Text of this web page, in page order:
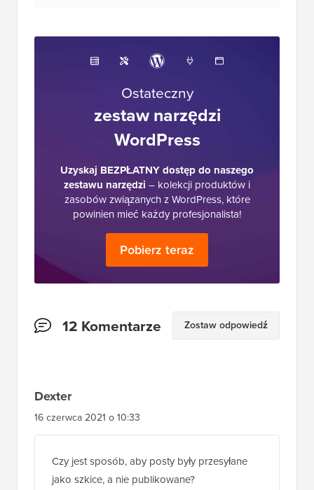
Ostateczny
zestaw narzędzi
WordPress
Uzyskaj BEZPŁATNY dostęp do naszego
zestawu narzędzi – kolekcji produktów i
zasobów związanych z WordPress, które
powinien mieć każdy profesjonalista!
Pobierz teraz
Interakcje
12 Komentarze Zostaw odpowiedź
Dexter
16 czerwca 2021 o 10:33
Czy jest sposób, aby posty były przesyłane
jako szkice, a nie publikowane?